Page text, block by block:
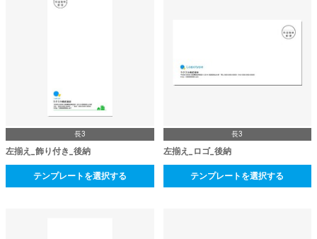
長3
左揃え_飾り付き_後納
テンプレートを選択する
長3
左揃え_ロゴ_後納
テンプレートを選択する